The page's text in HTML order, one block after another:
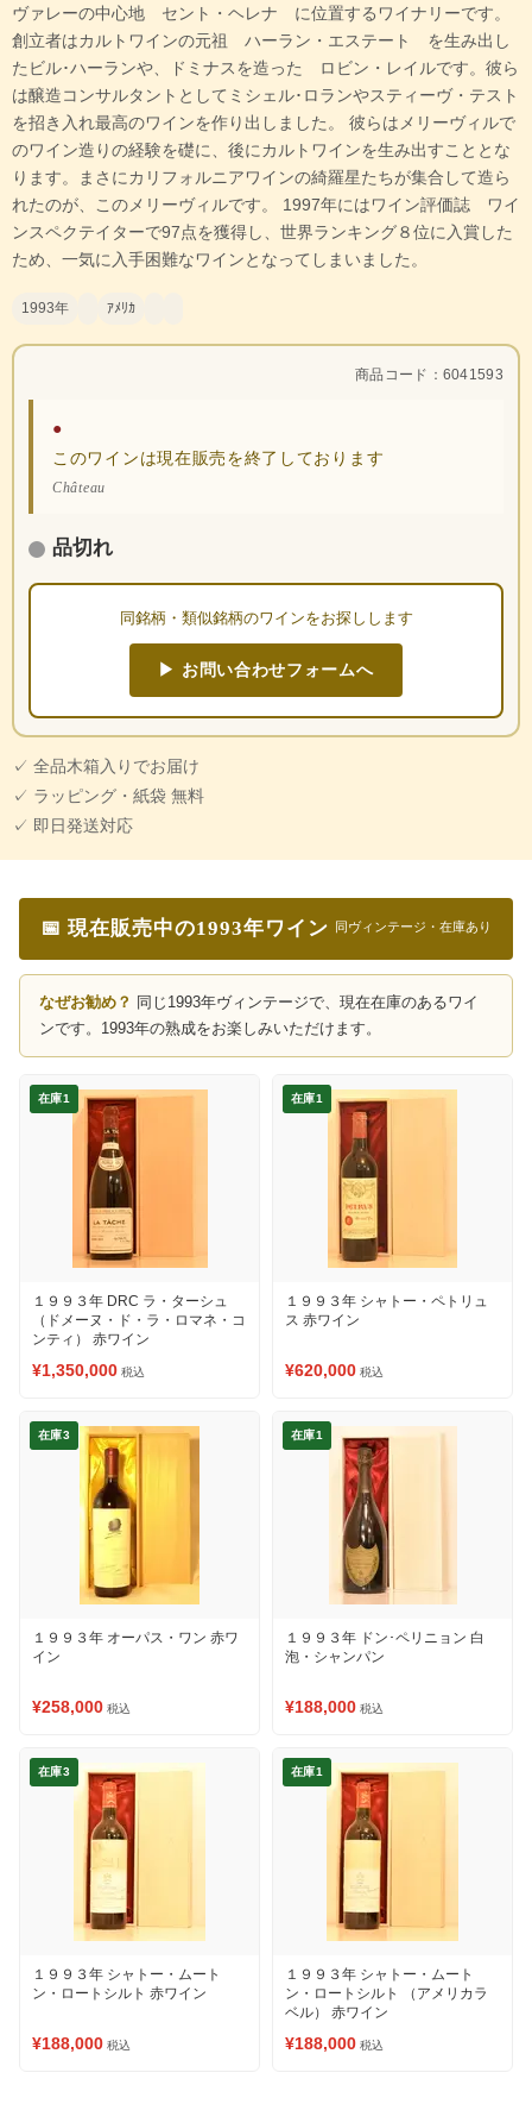
ヴァレーの中心地 セント・ヘレナ に位置するワイナリーです。
創立者はカルトワインの元祖 ハーラン・エステート を生み出し
たビル･ハーランや、ドミナスを造った ロビン・レイルです。彼ら
は醸造コンサルタントとしてミシェル･ロランやスティーヴ・テスト
を招き入れ最高のワインを作り出しました。 彼らはメリーヴィルで
のワイン造りの経験を礎に、後にカルトワインを生み出すこととな
ります。まさにカリフォルニアワインの綺羅星たちが集合して造ら
れたのが、このメリーヴィルです。 1997年にはワイン評価誌 ワイ
ンスペクテイターで97点を獲得し、世界ランキング８位に入賞した
ため、一気に入手困難なワインとなってしまいました。
1993年 ｱﾒﾘｶ
商品コード：6041593
●
このワインは現在販売を終了しております
Château
品切れ
同銘柄・類似銘柄のワインをお探しします
▶ お問い合わせフォームへ
✓ 全品木箱入りでお届け
✓ ラッピング・紙袋 無料
✓ 即日発送対応
📅 現在販売中の1993年ワイン 同ヴィンテージ・在庫あり
なぜお勧め？ 同じ1993年ヴィンテージで、現在在庫のあるワイ
ンです。1993年の熟成をお楽しみいただけます。
在庫1
１９９３年 DRC ラ・ターシュ
（ドメーヌ・ド・ラ・ロマネ・コ
ンティ） 赤ワイン
¥1,350,000 税込
在庫1
１９９３年 シャトー・ペトリュ
ス 赤ワイン
¥620,000 税込
在庫3
１９９３年 オーパス・ワン 赤ワ
イン
¥258,000 税込
在庫1
１９９３年 ドン･ペリニョン 白
泡・シャンパン
¥188,000 税込
在庫3
１９９３年 シャトー・ムート
ン・ロートシルト 赤ワイン
¥188,000 税込
在庫1
１９９３年 シャトー・ムート
ン・ロートシルト （アメリカラ
ベル） 赤ワイン
¥188,000 税込